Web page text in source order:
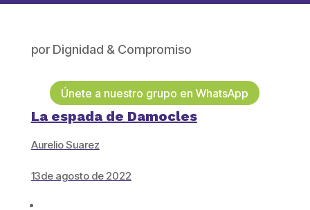
porDignidad & Compromiso
Únete a nuestro grupo en WhatsApp
La espada de Damocles
Aurelio Suarez
13de agosto de 2022